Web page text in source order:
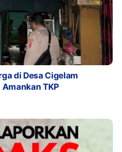
di Desa Cigelam
TKP